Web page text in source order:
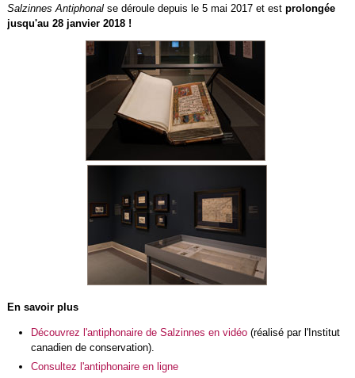
Salzinnes Antiphonalse déroule depuis le 5 mai 2017 et est prolongée
jusqu'au 28 janvier 2018 !
En savoir plus
Découvrez l'antiphonaire de Salzinnes en vidéo(réalisé par l'Institut
canadien de conservation).
Consultez l'antiphonaire en ligne